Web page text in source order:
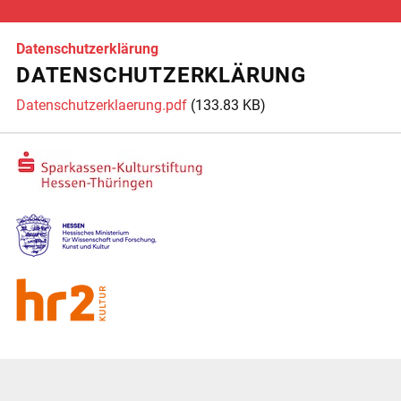
Datenschutzerklärung
DATENSCHUTZERKLÄRUNG
Datenschutzerklaerung.pdf (133.83 KB)